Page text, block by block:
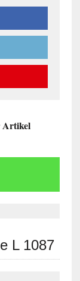
Artikel
L 1087